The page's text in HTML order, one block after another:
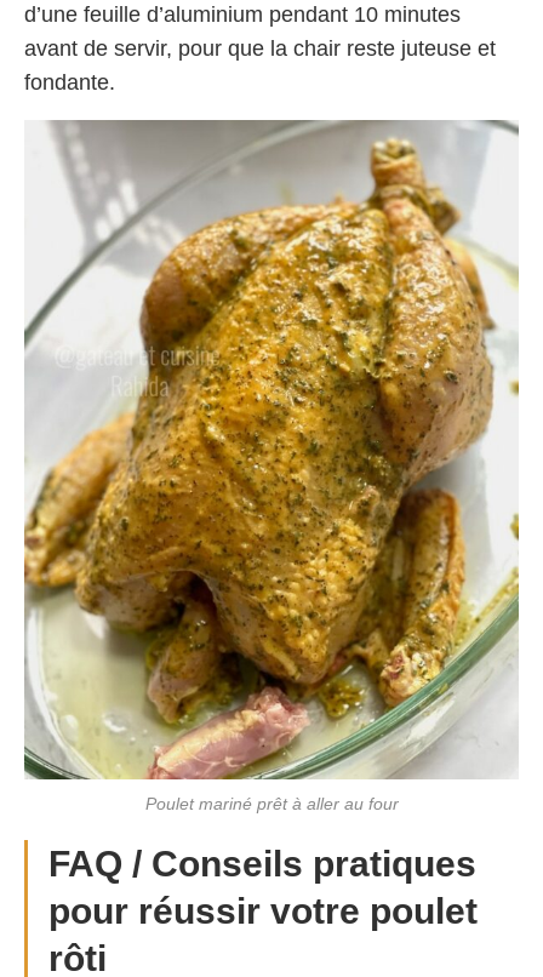
d’une feuille d’aluminium pendant 10 minutes
avant de servir, pour que la chair reste juteuse et
fondante.
Poulet mariné prêt à aller au four
FAQ / Conseils pratiques
pour réussir votre poulet
rôti